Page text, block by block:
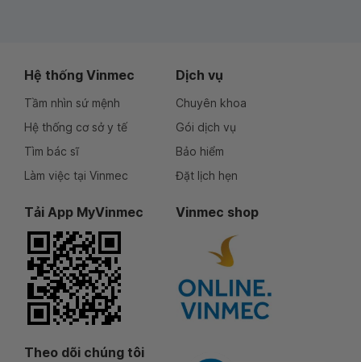
Hệ thống Vinmec
Tầm nhìn sứ mệnh
Hệ thống cơ sở y tế
Tìm bác sĩ
Làm việc tại Vinmec
Dịch vụ
Chuyên khoa
Gói dịch vụ
Bảo hiểm
Đặt lịch hẹn
Tải App MyVinmec Vinmec shop
Theo dõi chúng tôi